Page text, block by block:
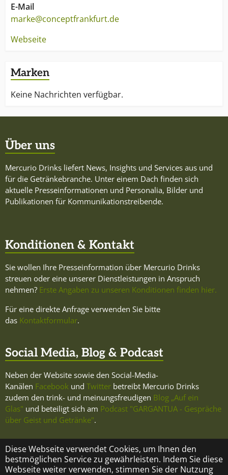
Diese Webseite verwendet Cookies, um Ihnen den
bestmöglichen Service zu gewährleisten. Indem Sie diese
Webseite weiter verwenden, stimmen Sie der Nutzung
E-Mail
marke@conceptfrankfurt.de
Webseite
Marken
Keine Nachrichten verfügbar.
Über uns
Mercurio Drinks liefert News, Insights und Services aus und
für die Getränkebranche. Unter einem Dach finden sich
aktuelle Presseinformationen und Personalia, Bilder und
Publikationen für Kommunikationstreibende.
Konditionen & Kontakt
Sie wollen Ihre Presseinformation über Mercurio Drinks
streuen oder eine unserer Dienstleistungen in Anspruch
nehmen? Erste Angaben zu unseren Konditionen finden hier.
Für eine direkte Anfrage verwenden Sie bitte
das Kontaktformular.
Social Media, Blog & Podcast
Neben der Website sowie den Social-Media-
Kanälen Facebook und Twitter betreibt Mercurio Drinks
zudem den trink- und meinungsfreudigen Blog „Auf ein
Glas" und beteiligt sich am Podcast "GARGANTUA - Gespräche
über Geist und Getränke".